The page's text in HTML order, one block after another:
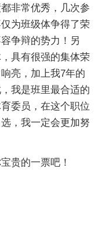
非常优秀，几次参
为班级体争得了荣
争辩的势力！另
具有很强的集体荣
亮，加上我7年的
我是班里最合适的
委员，在这个职位
，我一定会更加努
贵的一票吧！